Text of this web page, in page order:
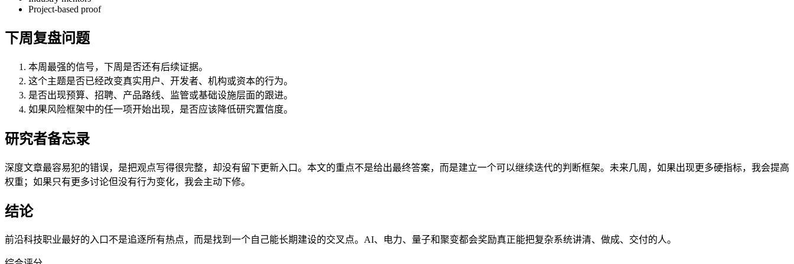
Project-based proof
下周复盘问题
本周最强的信号，下周是否还有后续证据。
这个主题是否已经改变真实用户、开发者、机构或资本的行为。
是否出现预算、招聘、产品路线、监管或基础设施层面的跟进。
如果风险框架中的任一项开始出现，是否应该降低研究置信度。
研究者备忘录
深度文章最容易犯的错误，是把观点写得很完整，却没有留下更新入口。本文的重点不是给出最终答案，而是建立一个可以继续迭代的判断框架。未来几周，如果出现更多硬指标，我会提高
权重；如果只有更多讨论但没有行为变化，我会主动下修。
结论
前沿科技职业最好的入口不是追逐所有热点，而是找到一个自己能长期建设的交叉点。AI、电力、量子和聚变都会奖励真正能把复杂系统讲清、做成、交付的人。